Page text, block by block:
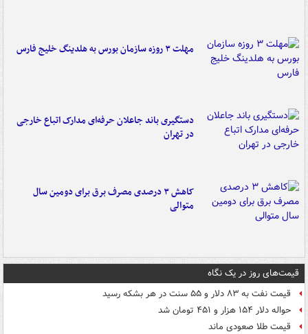
مهلت ۳ روزه سازمان بورس به هلدینگ خلیج فارس
دستگیری باند جاعلان حرفه‌ای مدارک اتباع خارجی
در تهران
کاهش ۳ درصدی مصرف برق برای دومین سال
متوالی
قیمت‌های روز در یک نگاه
قیمت نفت به ۸۳ دلار و ۵۵ سنت در هر بشکه رسید
حواله دلار ۱۵۴ هزار و ۴۵۱ تومان شد
قیمت طلا صعودی ماند